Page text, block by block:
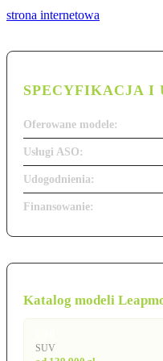
strona internetowa
SPECYFIKACJA I
Oferowane modele:
Usługi ASO:
Udogodnienia:
Finansowanie:
Katalog modeli
SUV